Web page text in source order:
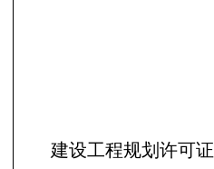
建设工程规划许可证